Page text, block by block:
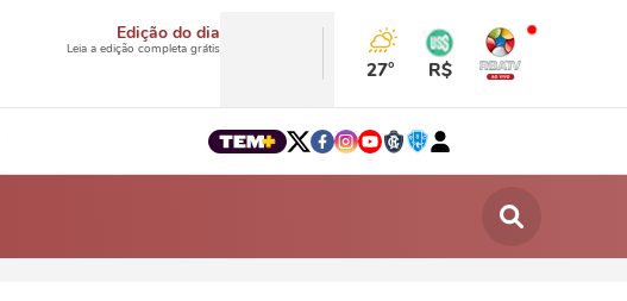
Edição do dia
Leia a edição completa grátis
27° R$